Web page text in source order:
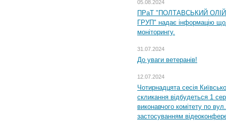
05.08.2024
ПРаТ "ПОЛТАВСЬКИЙ
ГРУП" надає інформацію
моніторингу.
31.07.2024
До уваги ветеранів!
12.07.2024
Чотирнадцята сесія
скликання відбудеться 1
виконавчого комітету по
застосуванням